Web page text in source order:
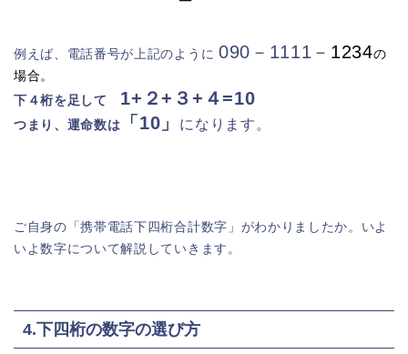
例えば、電話番号が上記のように 090－1111－ 1234の
場合。
下４桁を足して 1+２+３+４=10
つまり、運命数は 「10」 になります。
ご自身の「携帯電話下四桁合計数字」がわかりましたか。いよ
いよ数字について解説していきます。
4.下四桁の数字の選び方